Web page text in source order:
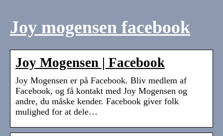
Joy mogensen facebook
Joy Mogensen | Facebook
Joy Mogensen er på Facebook. Bliv medlem af
Facebook, og få kontakt med Joy Mogensen og
andre, du måske kender. Facebook giver folk
mulighed for at dele…